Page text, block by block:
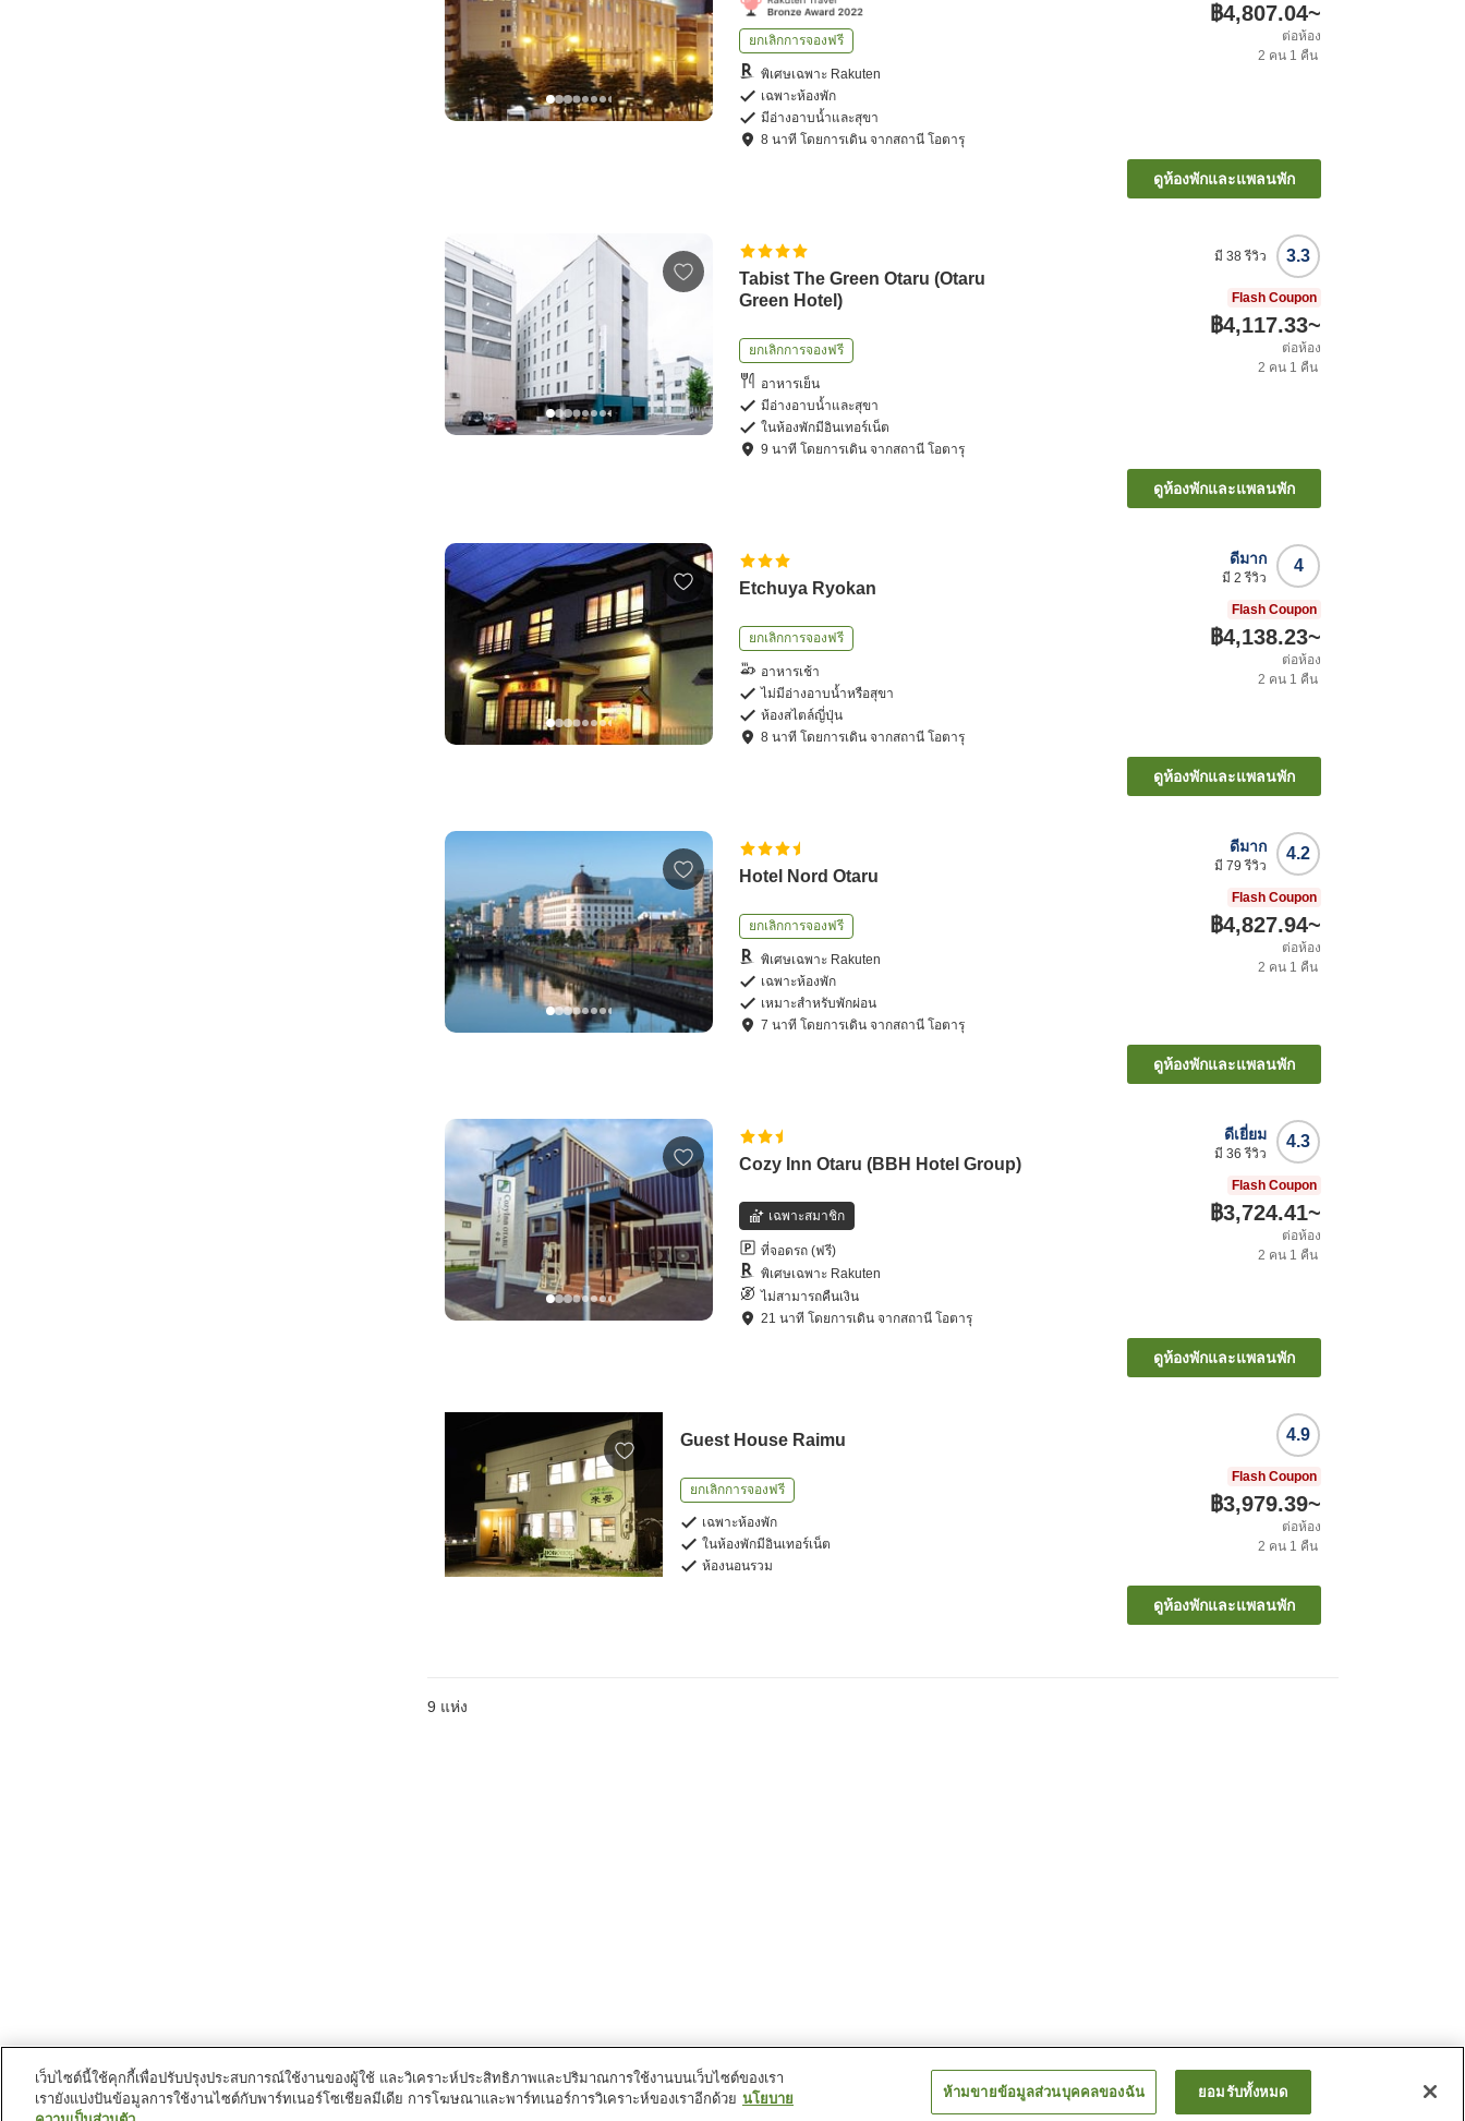
ยกเลิกการจองฟรี
พิเศษเฉพาะ Rakuten
เฉพาะห้องพัก
มีอ่างอาบน้ำและสุขา
8 นาที โดยการเดิน จากสถานี โอตารุ
฿4,807.04~
ต่อห้อง
2 คน 1 คืน
ดูห้องพักและแพลนพัก
Tabist The Green Otaru (Otaru
Green Hotel)
ยกเลิกการจองฟรี
อาหารเย็น
มีอ่างอาบน้ำและสุขา
ในห้องพักมีอินเทอร์เน็ต
9 นาที โดยการเดิน จากสถานี โอตารุ
3.3
มี 38รีวิว
Flash Coupon
฿4,117.33~
ต่อห้อง
2 คน 1 คืน
ดูห้องพักและแพลนพัก
Etchuya Ryokan
ยกเลิกการจองฟรี
อาหารเช้า
ไม่มีอ่างอาบน้ำหรือสุขา
ห้องสไตล์ญี่ปุ่น
8 นาที โดยการเดิน จากสถานี โอตารุ
4
ดีมาก
มี 2 รีวิว
Flash Coupon
฿4,138.23~
ต่อห้อง
2 คน 1 คืน
ดูห้องพักและแพลนพัก
Hotel Nord Otaru
ยกเลิกการจองฟรี
พิเศษเฉพาะ Rakuten
เฉพาะห้องพัก
เหมาะสำหรับพักผ่อน
7 นาที โดยการเดิน จากสถานี โอตารุ
4.2
ดีมาก
มี 79 รีวิว
Flash Coupon
฿4,827.94~
ต่อห้อง
2 คน 1 คืน
ดูห้องพักและแพลนพัก
Cozy Inn Otaru (BBH Hotel Group)
เฉพาะสมาชิก
ที่จอดรถ (ฟรี)
พิเศษเฉพาะ Rakuten
ไม่สามารถคืนเงิน
21 นาที โดยการเดิน จากสถานี โอตารุ
4.3
ดีเยี่ยม
มี 36 รีวิว
Flash Coupon
฿3,724.41~
ต่อห้อง
2 คน 1 คืน
ดูห้องพักและแพลนพัก
Guest House Raimu
ยกเลิกการจองฟรี
เฉพาะห้องพัก
ในห้องพักมีอินเทอร์เน็ต
ห้องนอนรวม
4.9
Flash Coupon
฿3,979.39~
ต่อห้อง
2 คน 1 คืน
ดูห้องพักและแพลนพัก
9 แห่ง
เว็บไซต์นี้ใช้คุกกี้เพื่อปรับปรุงประสบการณ์ใช้งานของผู้ใช้ และวิเคราะห์ประสิทธิภาพและปริมาณการใช้งานบนเว็บไซต์ของเรา
เรายังแบ่งปันข้อมูลการใช้งานไซต์กับพาร์ทเนอร์โซเชียลมีเดีย การโฆษณาและพาร์ทเนอร์การวิเคราะห์ของเราอีกด้วย นโยบาย
ห้ามขายข้อมูลส่วนบุคคลของฉัน ยอมรับทั้งหมด